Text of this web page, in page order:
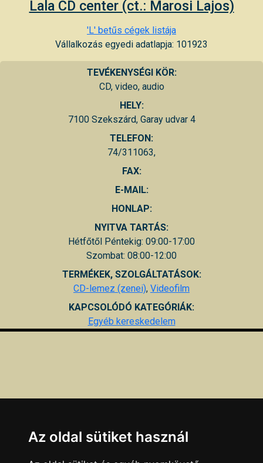
Lala CD center (ct.: Marosi Lajos)
'L' betűs cégek listája
Vállalkozás egyedi adatlapja: 101923
TEVÉKENYSÉGI KÖR:
CD, video, audio
HELY:
7100 Szekszárd, Garay udvar 4
TELEFON:
74/311063,
FAX:
E-MAIL:
HONLAP:
NYITVA TARTÁS:
Hétfőtől Péntekig: 09:00-17:00
Szombat: 08:00-12:00
TERMÉKEK, SZOLGÁLTATÁSOK:
CD-lemez (zenei), Videofilm
KAPCSOLÓDÓ KATEGÓRIÁK:
Egyéb kereskedelem
Az oldal sütiket használ